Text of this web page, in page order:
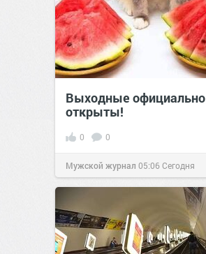
Выходные официально
открыты!
0 0
Мужской журнал 05:06Сегодня